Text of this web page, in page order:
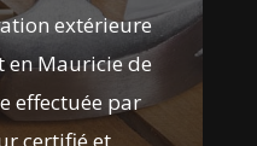
extérieure
en Mauricie de
effectuée par